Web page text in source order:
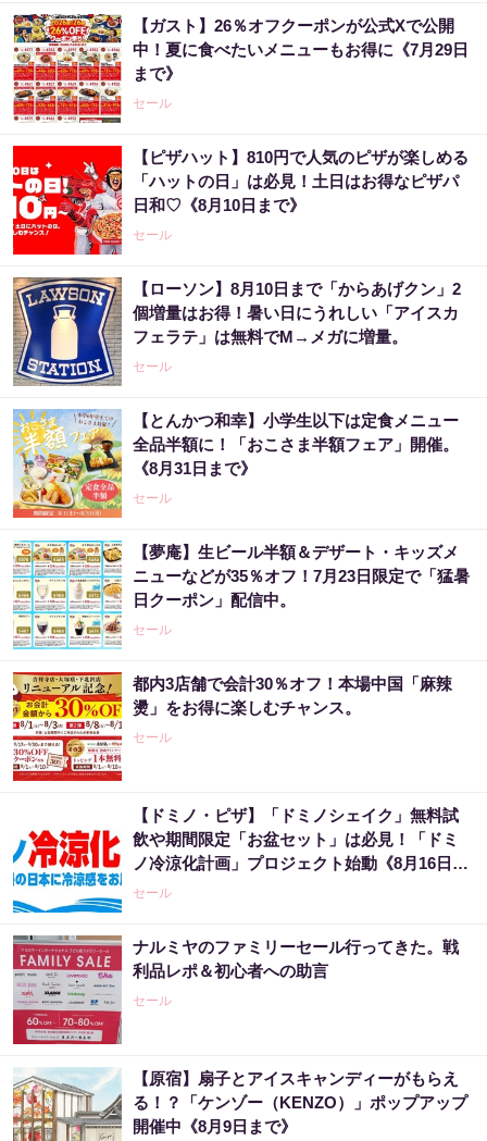
【ガスト】26％オフクーポンが公式Xで公開
中！夏に食べたいメニューもお得に《7月29日
まで》
セール
【ピザハット】810円で人気のピザが楽しめる
「ハットの日」は必見！土日はお得なピザパ
日和♡《8月10日まで》
セール
【ローソン】8月10日まで「からあげクン」2
個増量はお得！暑い日にうれしい「アイスカ
フェラテ」は無料でM→メガに増量。
セール
【とんかつ和幸】小学生以下は定食メニュー
全品半額に！「おこさま半額フェア」開催。
《8月31日まで》
セール
【夢庵】生ビール半額＆デザート・キッズメ
ニューなどが35％オフ！7月23日限定で「猛暑
日クーポン」配信中。
セール
都内3店舗で会計30％オフ！本場中国「麻辣
燙」をお得に楽しむチャンス。
セール
【ドミノ・ピザ】「ドミノシェイク」無料試
飲や期間限定「お盆セット」は必見！「ドミ
ノ冷涼化計画」プロジェクト始動《8月16日ま
で》
セール
ナルミヤのファミリーセール行ってきた。戦
利品レポ＆初心者への助言
セール
【原宿】扇子とアイスキャンディーがもらえ
る！？「ケンゾー（KENZO）」ポップアップ
開催中《8月9日まで》